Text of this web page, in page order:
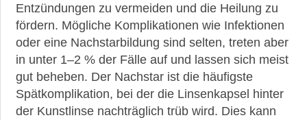
Entzündungen zu vermeiden und die Heilung zu
fördern. Mögliche Komplikationen wie Infektionen
oder eine Nachstarbildung sind selten, treten aber
in unter 1–2 % der Fälle auf und lassen sich meist
gut beheben. Der Nachstar ist die häufigste
Spätkomplikation, bei der die Linsenkapsel hinter
der Kunstlinse nachträglich trüb wird. Dies kann